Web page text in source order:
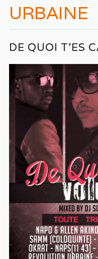
URBAINE
DE QUOI T’ES